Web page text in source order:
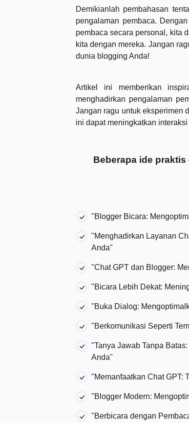
Demikianlah pembahasan
pengalaman pembaca.
pembaca secara personal, kita
kita dengan mereka. Jangan
dunia blogging Anda!
Artikel ini memberikan
menghadirkan pengalaman
Jangan ragu untuk eksperimen
ini dapat meningkatkan
Beberapa ide
"Blogger Bicara:
"Menghadirkan Layanan
Anda"
"Chat GPT dan Blogger:
"Bicara Lebih Dekat:
"Buka Dialog:
"Berkomunikasi Seperti
"Tanya Jawab Tanpa
Anda"
"Memanfaatkan Chat GPT:
"Blogger Modern:
"Berbicara dengan